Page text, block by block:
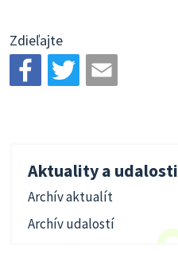
Zdieľajte
Aktuality a udalosti
Archív aktualít
Archív udalostí